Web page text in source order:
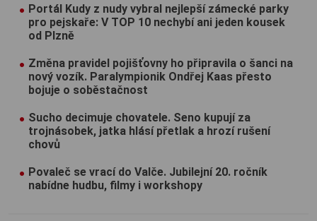
Portál Kudy z nudy vybral nejlepší zámecké parky
pro pejskaře: V TOP 10 nechybí ani jeden kousek
od Plzně
Změna pravidel pojišťovny ho připravila o šanci na
nový vozík. Paralympionik Ondřej Kaas přesto
bojuje o soběstačnost
Sucho decimuje chovatele. Seno kupují za
trojnásobek, jatka hlásí přetlak a hrozí rušení
chovů
Povaleč se vrací do Valče. Jubilejní 20. ročník
nabídne hudbu, filmy i workshopy